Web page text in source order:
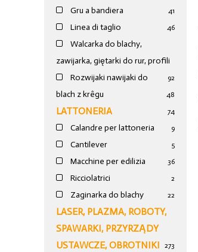
Gru a bandiera 41
Linea di taglio 46
Walcarka do blachy,
zawijarka, giętarki do rur, profili
92
Rozwijaki nawijaki do
blach z krêgu
48
LATTONERIA 74
Calandre per lattoneria 9
Cantilever 5
Macchine per edilizia 36
Ricciolatrici 2
Zaginarka do blachy 22
LASER, PLAZMA, ROBOTY,
SPAWARKI, PRZYRZĄDY
USTAWCZE, OBROTNIKI
273